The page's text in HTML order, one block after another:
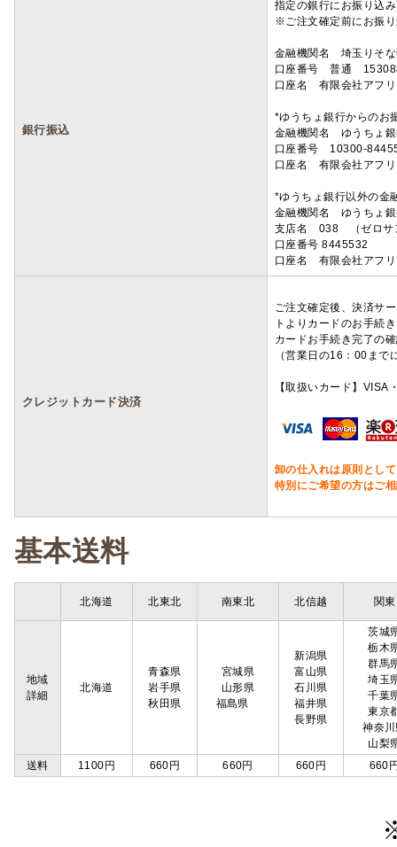
銀行振込
指定の銀行にお振り込
※ご注文確定前にお振
金融機関名 埼玉りそ
口座番号 普通
口座名 有限会社アフ
*ゆうちょ銀行からのお
金融機関名 ゆうちょ
口座番号 10300-
口座名 有限会社アフ
*ゆうちょ銀行以外の金
金融機関名 ゆうちょ
支店名 038 （ゼロサ
口座番号 8445532
口座名 有限会社アフ
クレジットカード決済
ご注文確定後、決済サ
トよりカードのお手続
カードお手続き完了の
（営業日の16：00ま
【取扱いカード】
卸の仕入れは原則とし
特別にご希望の方はご
基本送料
北海道 北東北 南東北 北信越 関東
地域
詳細
北海道
青森県
岩手県
秋田県
宮城県
山形県
福島県
新潟県
富山県
石川県
福井県
長野県
茨城
栃木
群馬
埼玉
千葉
東京
神奈
山梨
送料
1100円 660円 660円 660円 660